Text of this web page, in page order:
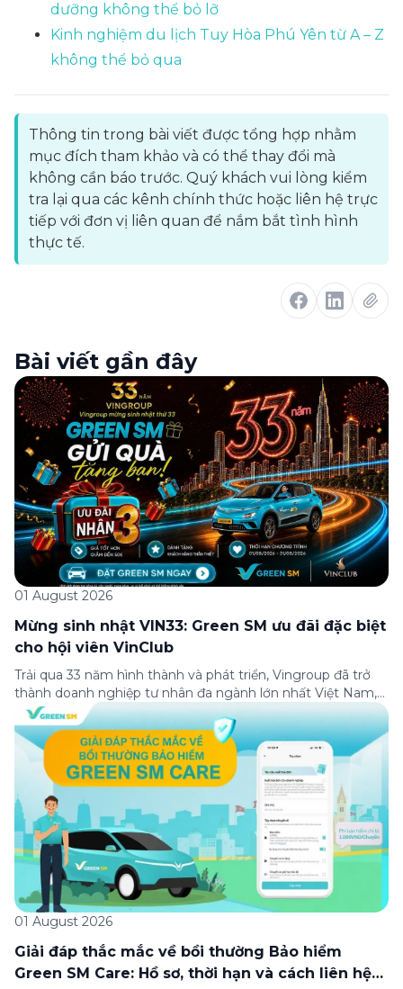
dưỡng không thể bỏ lỡ
Kinh nghiệm du lịch Tuy Hòa Phú Yên từ A – Z
không thể bỏ qua
Thông tin trong bài viết được tổng hợp nhằm
mục đích tham khảo và có thể thay đổi mà
không cần báo trước. Quý khách vui lòng kiểm
tra lại qua các kênh chính thức hoặc liên hệ trực
tiếp với đơn vị liên quan để nắm bắt tình hình
thực tế.
Bài viết gần đây
01 August 2026
Mừng sinh nhật VIN33: Green SM ưu đãi đặc biệt
cho hội viên VinClub
Trải qua 33 năm hình thành và phát triển, Vingroup đã trở
thành doanh nghiệp tư nhân đa ngành lớn nhất Việt Nam,
lọt Top 30 doanh nghiệp lớn nhất Đông Nam Á theo bảng
xếp hạng của Tạp chí Fortune (Mỹ). Nhân kỷ niệm 33 năm
thành lập (8/8/1993 đến 8/8/2026), Green SM trân […]
01 August 2026
Giải đáp thắc mắc về bồi thường Bảo hiểm
Green SM Care: Hồ sơ, thời hạn và cách liên hệ